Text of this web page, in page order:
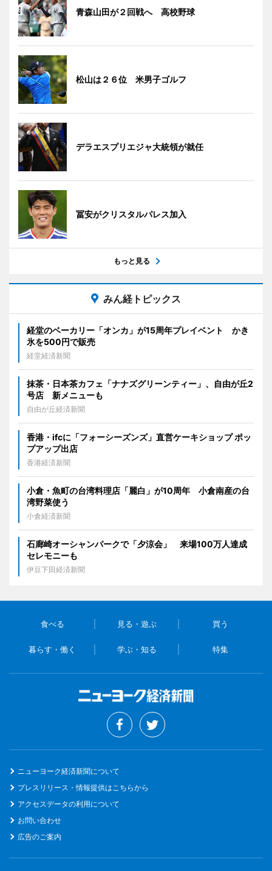
青森山田が２回戦へ 高校野球
松山は２６位 米男子ゴルフ
デラエスプリエジャ大統領が就任
冨安がクリスタルパレス加入
もっと見る
みん経トピックス
経堂のベーカリー「オンカ」が15周年プレイベント かき
氷を500円で販売
経堂経済新聞
抹茶・日本茶カフェ「ナナズグリーンティー」、自由が丘2
号店 新メニューも
自由が丘経済新聞
香港・ifcに「フォーシーズンズ」直営ケーキショップ ポッ
プアップ出店
香港経済新聞
小倉・魚町の台湾料理店「麗白」が10周年 小倉南産の台
湾野菜使う
小倉経済新聞
石廊崎オーシャンパークで「夕涼会」 来場100万人達成
セレモニーも
伊豆下田経済新聞
食べる 見る・遊ぶ 買う
暮らす・働く 学ぶ・知る 特集
ニューヨーク経済新聞について
プレスリリース・情報提供はこちらから
アクセスデータの利用について
お問い合わせ
広告のご案内